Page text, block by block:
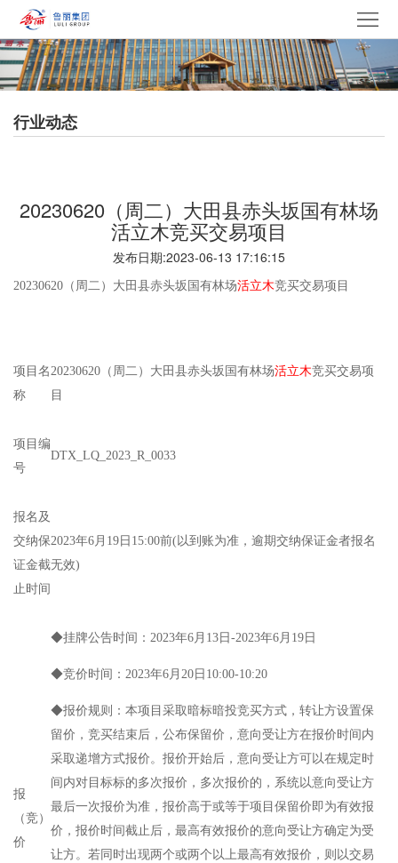
站
页
走
鲁
品
集
们
行业动态
20230620（周二）大田县赤头坂国有林场
活立木竞买交易项目
发布日期:2023-06-13 17:16:15
20230620（周二）大田县赤头坂国有林场活立木竞买交易项目
项目名
称
20230620（周二）大田县赤头坂国有林场活立木竞买交易项
目
项目编
号
DTX_LQ_2023_R_0033
报名及
交纳保
证金截
止时间
2023年6月19日15:00前(以到账为准，逾期交纳保证金者报名
无效)
报
（竞）
价
◆挂牌公告时间：2023年6月13日-2023年6月19日
◆竞价时间：2023年6月20日10:00-10:20
◆报价规则：本项目采取暗标暗投竞买方式，转让方设置保
留价，竞买结束后，公布保留价，意向受让方在报价时间内
采取递增方式报价。报价开始后，意向受让方可以在规定时
间内对目标标的多次报价，多次报价的，系统以意向受让方
最后一次报价为准，报价高于或等于项目保留价即为有效报
价，报价时间截止后，最高有效报价的意向受让方确定为受
让方。若同时出现两个或两个以上最高有效报价，则以交易